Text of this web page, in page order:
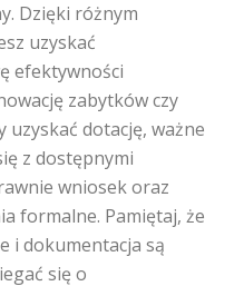
Dzięki różnym
uzyskać
efektywności
zabytków czy
uzyskać dotację, ważne
z dostępnymi
wniosek oraz
formalne. Pamiętaj, że
i dokumentacja są
się o